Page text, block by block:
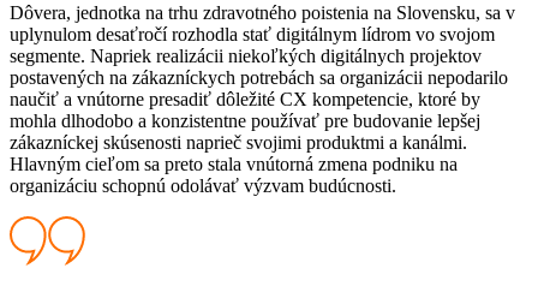
Dôvera, jednotka na trhu zdravotného poistenia na Slovensku, sa v
uplynulom desaťročí rozhodla stať digitálnym lídrom vo svojom
segmente. Napriek realizácii niekoľkých digitálnych projektov
postavených na zákazníckych potrebách sa organizácii nepodarilo
naučiť a vnútorne presadiť dôležité CX kompetencie, ktoré by
mohla dlhodobo a konzistentne používať pre budovanie lepšej
zákazníckej skúsenosti naprieč svojimi produktmi a kanálmi.
Hlavným cieľom sa preto stala vnútorná zmena podniku na
organizáciu schopnú odolávať výzvam budúcnosti.